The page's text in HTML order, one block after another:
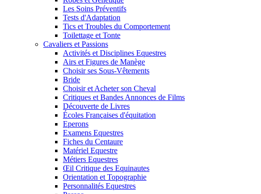
Les Soins Préventifs
Tests d'Adaptation
Tics et Troubles du Comportement
Toilettage et Tonte
Cavaliers et Passions
Activités et Disciplines Equestres
Airs et Figures de Manège
Choisir ses Sous-Vêtements
Bride
Choisir et Acheter son Cheval
Critiques et Bandes Annonces de Films
Découverte de Livres
Écoles Françaises d'équitation
Eperons
Examens Equestres
Fiches du Centaure
Matériel Equestre
Métiers Equestres
Œil Critique des Equinautes
Orientation et Topographie
Personnalités Equestres